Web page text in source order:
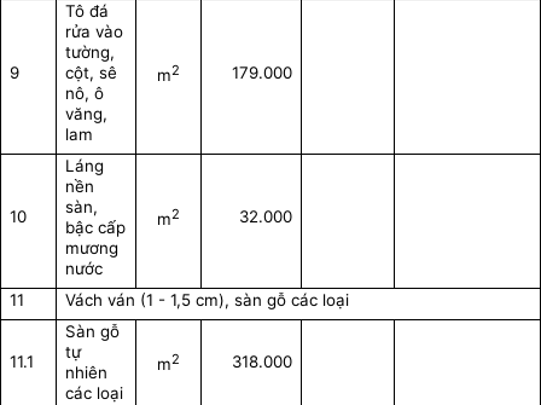
9
Tô đá
rửa vào
tường,
cột, sê
nô, ô
văng,
lam
m2 179.000
10
Láng
nền
sàn,
bậc cấp
mương
nước
m2 32.000
11 Vách ván (1 - 1,5 cm), sàn gỗ các loại
11.1
Sàn gỗ
tự
nhiên
các loại
m2 318.000